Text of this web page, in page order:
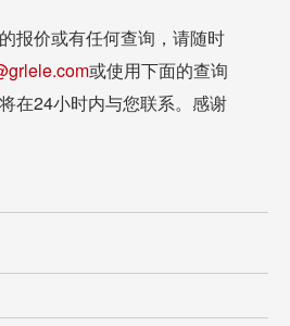
报价或有任何查询，请随时
或使用下面的查询
在24小时内与您联系。感谢